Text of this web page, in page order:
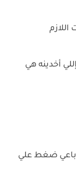
أخدينه هي
ضغط علي